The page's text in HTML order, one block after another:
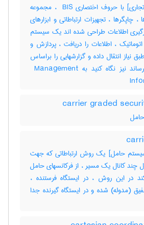
[سیستم اطلاعات تجاری] با حروف اختصاری ‎ BIS ، مجموعه
چاپگرها ، تجهیزات ارتباطاتی و ابزارهای
اطلاعات طراحی شده اند یک سیستم
، اطلاعات را دریافت ، پردازش و
نیاز انتقال داده و گزارشهایی را براساس
تقاضاها به چاپ میرساند نیز نگاه کنید به ‎ Management
حامل] یک روش ارتباطاتی که جهت
چند کانال یک مسیر ، از فرکانسهای حامل
در این روش ، در ایستگاه فرستنده ،
(مدوله) شده و در ایستگاه گیرنده جدا